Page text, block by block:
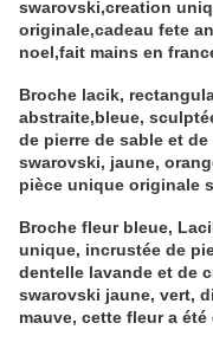
swarovski,creation
originale,cadeau fete
noel,fait mains en
Broche lacik,
abstraite,bleue,
de pierre de sable et
swarovski, jaune,
pièce unique originale
Broche fleur bleue,
unique, incrustée de
dentelle lavande et de
swarovski jaune, vert,
mauve, cette fleur a été